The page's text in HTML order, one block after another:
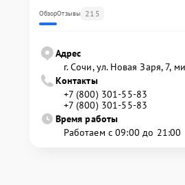
ОбзорОтзывы 215
Адрес
г. Сочи, ул. Новая Заря, 7,
Контакты
+7 (800) 301-55-83
+7 (800) 301-55-83
Время работы
Работаем с 09:00 до 21:00